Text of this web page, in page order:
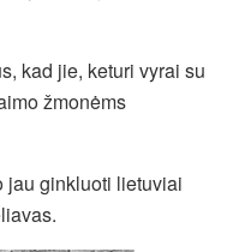
kad jie, keturi vyrai su
žmonėms
jau ginkluoti lietuviai